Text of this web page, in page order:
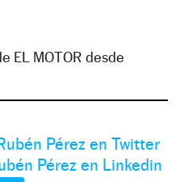
EL MOTOR desde
Pérez en Twitter
Pérez en Linkedin